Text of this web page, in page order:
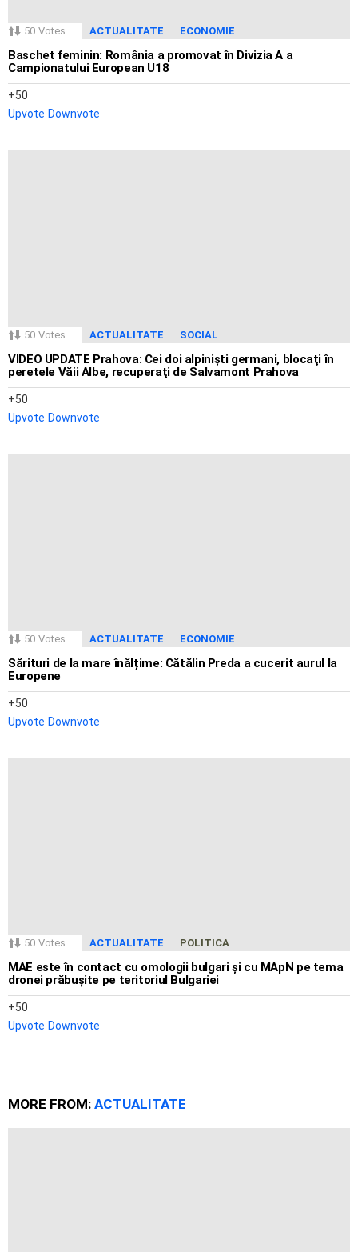
50 Votes ACTUALITATE ECONOMIE
Baschet feminin: România a promovat în Divizia A a
Campionatului European U18
50
Upvote Downvote
50 Votes ACTUALITATE SOCIAL
VIDEO UPDATE Prahova: Cei doi alpinişti germani, blocaţi în
peretele Văii Albe, recuperaţi de Salvamont Prahova
50
Upvote Downvote
50 Votes ACTUALITATE ECONOMIE
Sărituri de la mare înălțime: Cătălin Preda a cucerit aurul la
Europene
50
Upvote Downvote
50 Votes ACTUALITATE POLITICA
MAE este în contact cu omologii bulgari și cu MApN pe tema
dronei prăbușite pe teritoriul Bulgariei
50
Upvote Downvote
MORE FROM: ACTUALITATE